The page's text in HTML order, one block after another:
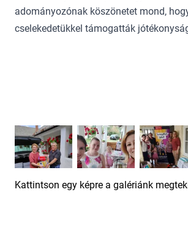
adományozónak köszönetet mond,
cselekedetükkel támogatták
Kattintson egy képre a galériánk